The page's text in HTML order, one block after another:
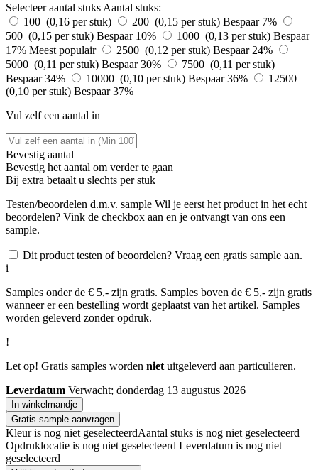
Selecteer aantal stuks Aantal stuks:
100 (0,16 per stuk)
200 (0,15 per stuk) Bespaar 7%
500 (0,15 per stuk) Bespaar 10% 1000 (0,13 per stuk) Bespaar
17% Meest populair 2500 (0,12 per stuk) Bespaar 24%
5000 (0,11 per stuk) Bespaar 30%
7500 (0,11 per stuk)
Bespaar 34%
10000 (0,10 per stuk) Bespaar 36%
12500
(0,10 per stuk) Bespaar 37%
Vul zelf een aantal in
Bevestig aantal
Bevestig het aantal om verder te gaan
Bij extra betaalt u slechts per stuk
Testen/beoordelen d.m.v. sample Wil je eerst het product in het echt
beoordelen? Vink de checkbox aan en je ontvangt van ons een
sample.
Dit product testen of beoordelen? Vraag een gratis sample aan.
i
Samples onder de € 5,- zijn gratis. Samples boven de € 5,- zijn gratis
wanneer er een bestelling wordt geplaatst van het artikel. Samples
worden geleverd zonder opdruk.
!
Let op! Gratis samples worden niet uitgeleverd aan particulieren.
Leverdatum Verwacht; donderdag 13 augustus 2026
In winkelmandje
Gratis sample aanvragen
Kleur is nog niet geselecteerdAantal stuks is nog niet geselecteerd
Opdruklocatie is nog niet geselecteerd Leverdatum is nog niet
geselecteerd